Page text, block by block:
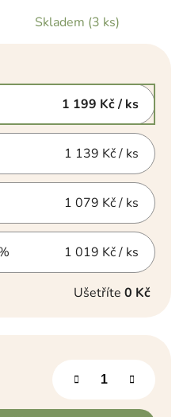
Skladem (3 ks)
1 199 Kč/ ks
1 139 Kč/ ks
1 079 Kč/ ks
1 019 Kč/ ks
Ušetříte 0 Kč